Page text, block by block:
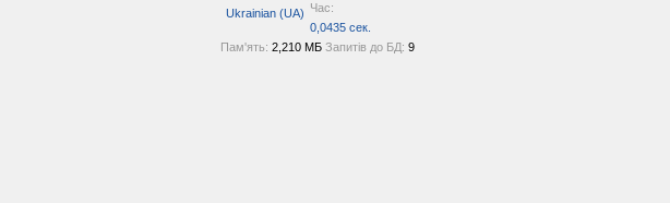
Ukrainian (UA) Час:
0,0435 сек.
Пам'ять: 2,210 МБ Запитів до БД: 9